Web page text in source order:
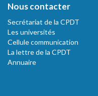
Nous contacter
Secrétariat de la CPDT
Les universités
Cellule communication
La lettre de la CPDT
Annuaire